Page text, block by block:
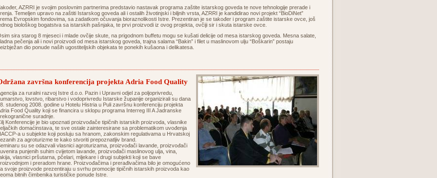
AZRRI je svojim poslovnim partnerima predstavio nastavak programa zaštite istarskog goveda te nove tehnologije prerade i
Temeljen upravo na zaštiti Istarskog goveda ali i ostalih životinjski i biljnih vrsta, AZRRI je kandidirao novi projekt “BioDiNet”
Evropskim fondovima, sa zadatkom očuvanja bioraznolikosti Istre. Prezentiran je se također i program zaštite istarske ovce, još
biološkog bogatstva sa istarskih pašnjaka, te prvi proizvodi iz ovog projekta, ovčiji sir i skuta istarske ovce.
sira starog 8 mjeseci i mlade ovčije skute, na prigodnom buffetu mogu se kušati delicije od mesa istarskog goveda. Mesna salate,
pečenja ali i novi proizvodi od mesa istarskog goveda, trajna salama “Bakin” i filet u maslinovom ulju “Boškarin” postaju
dio ponude naših ugostiteljskih objekata te ponekih kušaona i delikatesa.
završna konferencija projekta Adria Food Quality
za ruralni razvoj Istre d.o.o. Pazin i Upravni odjel za poljoprivredu,
lovstvo, ribarstvo i vodoprivredu Istarske županije organizirali su dana
studenog 2008. godine u Hotelu Histria u Puli završnu konferenciju projekta
Food Quality koji se financira u sklopu programa Interreg III A Jadranske
suradnje.
Konferencije je bio upoznati proizvođače tipičnih istarskih proizvoda, vlasnike
domaćinstava, te sve ostale zainteresirane sa problematikom uvođenja
a u subjekte koji posluju sa hranom, zakonskim regulativama u Hrvatskoj
za agroturizme te kako stvoriti prepoznatljiv brand.
su se odazvali vlasnici agroturizama, proizvođači lavande, proizvođači
punjenih suhim cvijetom lavande, proizvođači maslinovog ulja, vina,
vlasnici pršutarna, pčelari, mljekare i drugi subjekti koji se bave
i preradom hrane. Proizvođačima i prerađivačima bilo je omogućeno
svoje proizvode prezentiraju u svrhu promocije tipičnih istarskih proizvoda kao
bitnih čimbenika turističke ponude Istre.